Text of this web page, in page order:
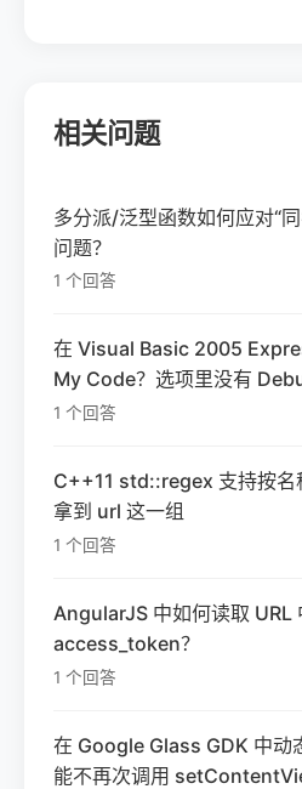
相关问题
多分派/泛型函数如何应对“
问题？
1 个回答
在 Visual Basic 2005
My Code？选项里没有
1 个回答
C++11 std::regex 支持按名
拿到 url 这一组
1 个回答
AngularJS 中如何读取 URL
access_token？
1 个回答
在 Google Glass GDK 中动
能不再次调用